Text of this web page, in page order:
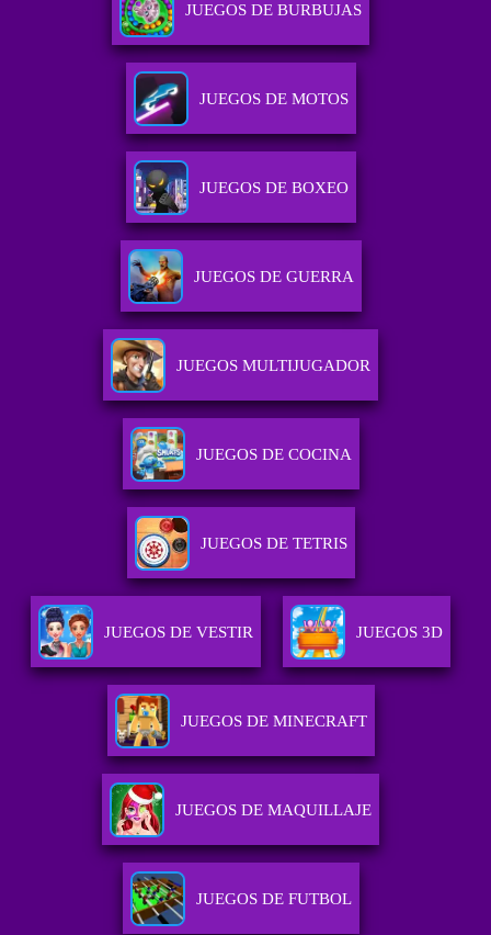
JUEGOS DE BURBUJAS
JUEGOS DE MOTOS
JUEGOS DE BOXEO
JUEGOS DE GUERRA
JUEGOS MULTIJUGADOR
JUEGOS DE COCINA
JUEGOS DE TETRIS
JUEGOS DE VESTIR JUEGOS 3D
JUEGOS DE MINECRAFT
JUEGOS DE MAQUILLAJE
JUEGOS DE FUTBOL